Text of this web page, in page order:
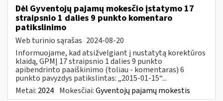
Dėl Gyventojų pajamų mokesčio įstatymo 17
straipsnio 1 dalies 9 punkto komentaro
patikslinimo
Web turinio sąrašas 2024-08-20
Informuojame, kad atsižvelgiant į nustatytą korektūros
klaidą, GPMĮ 17 straipsnio 1 dalies 9 punkto
apibendrinto paaiškinimo (toliau - komentaras) 6
punkto pavyzdys patikslintas: „2015-01-15“...
Metai: 2024 Mokesčiai:Gyventojų pajamų mokestis